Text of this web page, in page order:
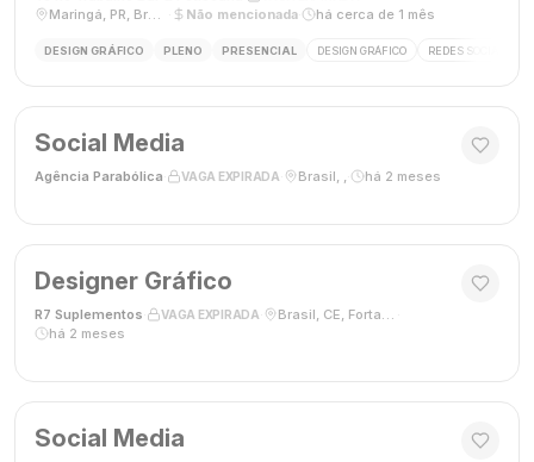
Maringá, PR, Brasil
Não mencionada há cerca de 1 mês
DESIGN GRÁFICO PLENO PRESENCIAL DESIGN GRÁFICO REDES SOCIAIS
Social Media
Agência Parabólica VAGA EXPIRADA Brasil, , há 2 meses
Designer Gráfico
R7 Suplementos VAGA EXPIRADA Brasil, CE, Fortaleza
há 2 meses
Social Media